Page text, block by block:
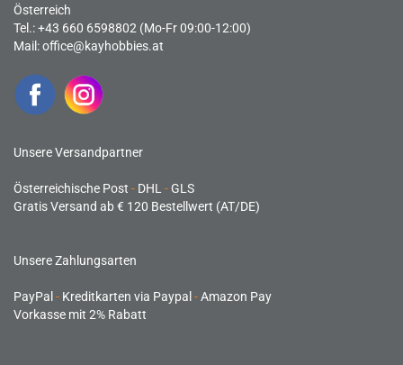
Österreich
Tel.: +43 660 6598802 (Mo-Fr 09:00-12:00)
Mail:office@kayhobbies.at
Unsere Versandpartner
Österreichische Post - DHL -GLS
Gratis Versand ab € 120 Bestellwert (AT/DE)
Unsere Zahlungsarten
PayPal - Kreditkarten via Paypal -Amazon Pay
Vorkasse mit 2% Rabatt